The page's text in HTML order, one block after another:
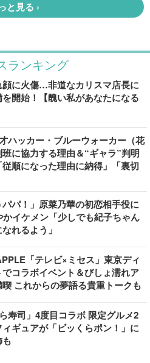
ランキング
顔に火傷…非道なカリスマ店長に
開始！【醜い私があなたになる
ハッカー・ブルーウォーカー（花
に協力する理由＆“ギャラ”判明
順になった理由に納得」「裏切
パ！」原菜乃華の初恋相手役に
かイケメン「少しでも紀子ちゃん
れるよう」
「テレビ×ミセス」東京ディ
コラボイベント＆びしょ濡れア
喫 これからの夢語る貴重トークも
寿司」4度目コラボ 限定グルメ2
ギュアが「ビッくらポン！」に